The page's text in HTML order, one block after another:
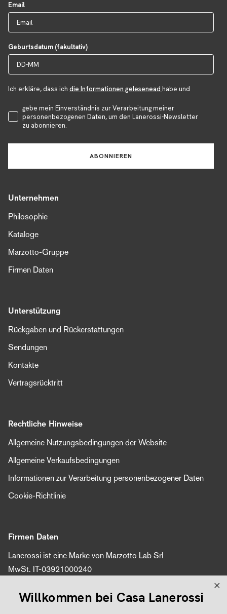
Email
Geburtsdatum (fakultativ)
Ich erkläre, dass ich die Informationen gelesenead habe und
Accettazione Privacy
gebe mein Einverständnis zur Verarbeitung meiner
personenbezogenen Daten, um den Lanerossi-Newsletter
zu abonnieren.
ABONNIEREN
Unternehmen
Philosophie
Kataloge
Marzotto-Gruppe
Firmen Daten
Unterstützung
Rückgaben und Rückerstattungen
Sendungen
Kontakte
Vertragsrücktritt
Rechtliche Hinweise
Allgemeine Nutzungsbedingungen der Website
Allgemeine Verkaufsbedingungen
Informationen zur Verarbeitung personenbezogener Daten
Cookie-Richtlinie
Firmen Daten
Lanerossi ist eine Marke von Marzotto Lab Srl
MwSt. IT-03921000240
Umsatzsteuer-Identifikationsnummer 04616450260
Willkommen bei Casa Lanerossi